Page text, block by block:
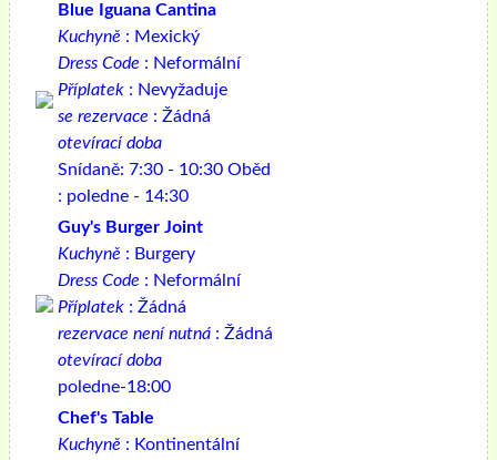
Blue Iguana Cantina
Kuchyně : Mexický
Dress Code : Neformální
Příplatek : Nevyžaduje
se rezervace : Žádná
otevírací doba
Snídaně: 7:30 - 10:30 Oběd
: poledne - 14:30
Guy's Burger Joint
Kuchyně : Burgery
Dress Code : Neformální
Příplatek : Žádná
rezervace není nutná : Žádná
otevírací doba
poledne-18:00
Chef's Table
Kuchyně : Kontinentální